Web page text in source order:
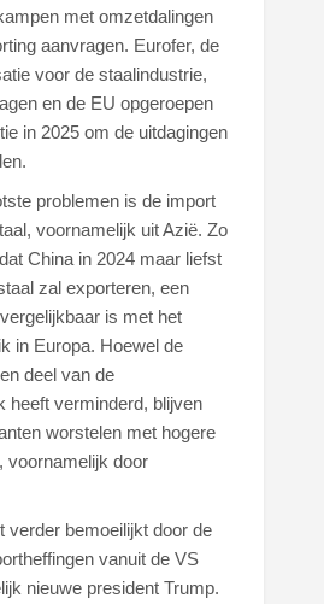
met omzetdalingen
aanvragen. Eurofer, de
voor de staalindustrie,
en de EU opgeroepen
in 2025 om de uitdagingen
problemen is de import
voornamelijk uit Azië. Zo
China in 2024 maar liefst
zal exporteren, een
is met het
in Europa. Hoewel de
deel van de
heeft verminderd, blijven
worstelen met hogere
voornamelijk door
verder bemoeilijkt door de
vanuit de VS
nieuwe president Trump.